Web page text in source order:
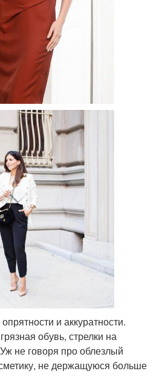
и аккуратности.
обувь, стрелки на
не говоря про облезлый
не держащуюся больше